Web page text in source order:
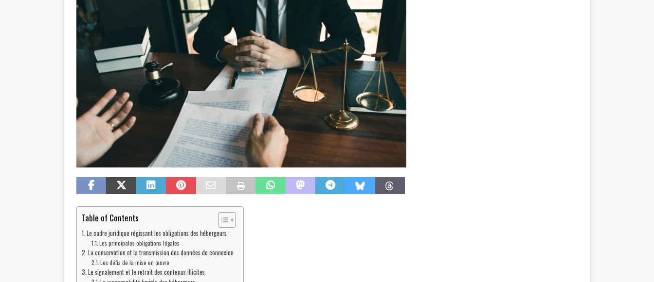
Table of Contents
Le cadre juridique régissant les obligations des hébergeurs
Les principales obligations légales
La conservation et la transmission des données de connexion
Les défis de la mise en œuvre
Le signalement et le retrait des contenus illicites